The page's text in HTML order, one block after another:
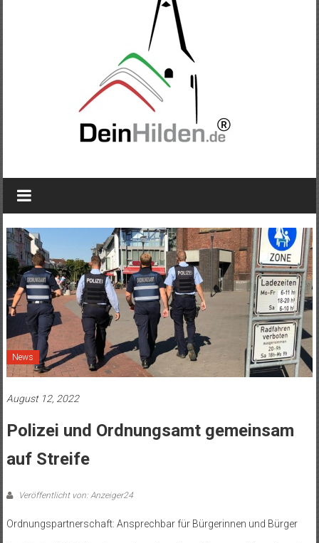
News
August 12, 2022
Polizei und Ordnungsamt gemeinsam
auf Streife
Veröffentlicht von: Anzeiger24
Ordnungspartnerschaft: Ansprechbar für Bürgerinnen und Bürger